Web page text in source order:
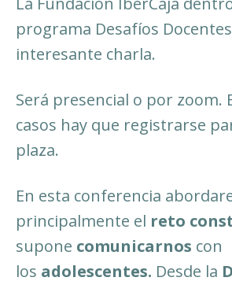
programa Desafíos
interesante charla.
Será presencial o por zoom.
casos hay que registrarse
plaza.
En esta conferencia
principalmente el reto
supone comunicarnos con
los adolescentes. Desde la